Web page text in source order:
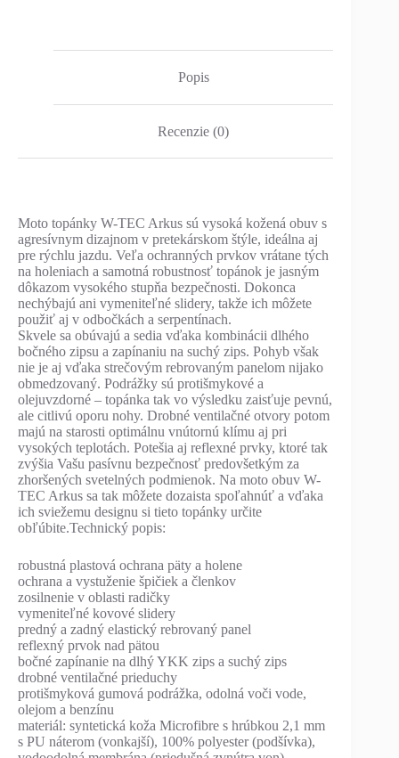
Popis
Recenzie (0)
Moto topánky W-TEC Arkus sú vysoká kožená obuv s
agresívnym dizajnom v pretekárskom štýle, ideálna aj
pre rýchlu jazdu. Veľa ochranných prvkov vrátane tých
na holeniach a samotná robustnosť topánok je jasným
dôkazom vysokého stupňa bezpečnosti. Dokonca
nechýbajú ani vymeniteľné slidery, takže ich môžete
použiť aj v odbočkách a serpentínach.
Skvele sa obúvajú a sedia vďaka kombinácii dlhého
bočného zipsu a zapínaniu na suchý zips. Pohyb však
nie je aj vďaka strečovým rebrovaným panelom nijako
obmedzovaný. Podrážky sú protišmykové a
olejuvzdorné – topánka tak vo výsledku zaisťuje pevnú,
ale citlivú oporu nohy. Drobné ventilačné otvory potom
majú na starosti optimálnu vnútornú klímu aj pri
vysokých teplotách. Potešia aj reflexné prvky, ktoré tak
zvýšia Vašu pasívnu bezpečnosť predovšetkým za
zhoršených svetelných podmienok. Na moto obuv W-
TEC Arkus sa tak môžete dozaista spoľahnúť a vďaka
ich sviežemu designu si tieto topánky určite
obľúbite.Technický popis:
robustná plastová ochrana päty a holene
ochrana a vystuženie špičiek a členkov
zosilnenie v oblasti radičky
vymeniteľné kovové slidery
predný a zadný elastický rebrovaný panel
reflexný prvok nad pätou
bočné zapínanie na dlhý YKK zips a suchý zips
drobné ventilačné prieduchy
protišmyková gumová podrážka, odolná voči vode,
olejom a benzínu
materiál: syntetická koža Microfibre s hrúbkou 2,1 mm
s PU náterom (vonkajší), 100% polyester (podšívka),